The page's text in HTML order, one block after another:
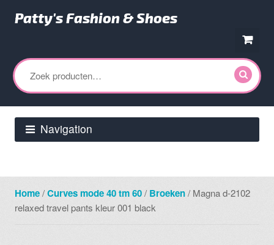
naar
navigatie
naar
de
inhoud
Patty's Fashion & Shoes
Zoeken
naar:
Navigation
Home/Curves mode 40 tm 60/ Broeken/ Magna d-2102
relaxed travel pants kleur 001 black